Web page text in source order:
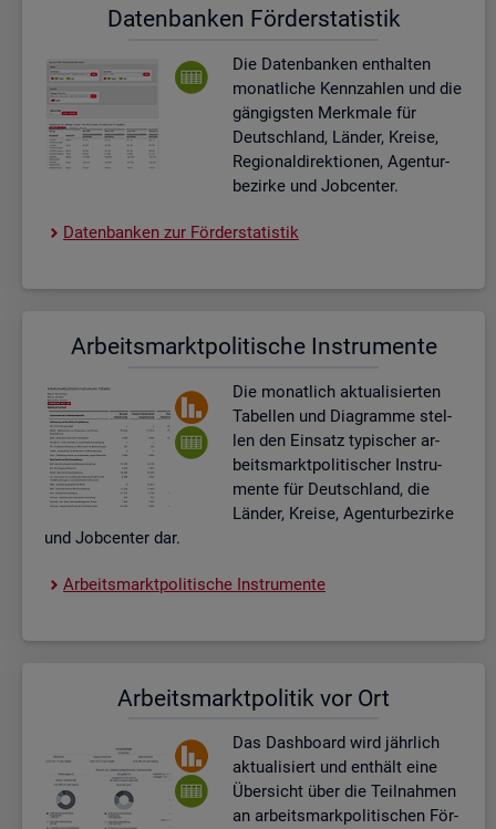
Da­ten­ban­ken För­der­sta­tis­tik
Die Da­ten­ban­ken ent­hal­ten
mo­nat­li­che Kenn­zah­len und die
gän­gigs­ten Merk­ma­le für
Deutsch­land, Län­der, Krei­se,
Re­gio­nal­di­rek­tio­nen, Agen­tur­
be­zir­ke und Job­cen­ter.
Da­ten­ban­ken zur För­der­sta­tis­tik
Ar­beits­markt­po­li­ti­sche In­stru­men­te
Die mo­nat­lich ak­tua­li­sier­ten
Ta­bel­len und Dia­gram­me stel­
len den Ein­satz ty­pi­scher ar­
beits­markt­po­li­ti­scher In­stru­
men­te für Deutsch­land, die
Län­der, Krei­se, Agen­tur­be­zir­ke
und Job­cen­ter dar.
Ar­beits­markt­po­li­ti­sche In­stru­men­te
Ar­beits­markt­po­li­tik vor Ort
Das Da­sh­board wird jähr­lich
ak­tua­li­siert und ent­hält eine
Über­sicht über die Teil­nah­men
an ar­beits­mark­po­li­ti­schen För­